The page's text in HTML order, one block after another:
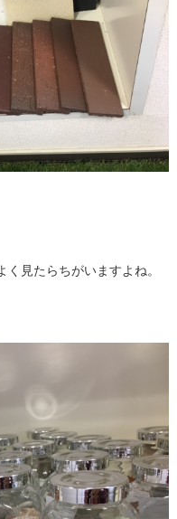
見たらちがいますよね。